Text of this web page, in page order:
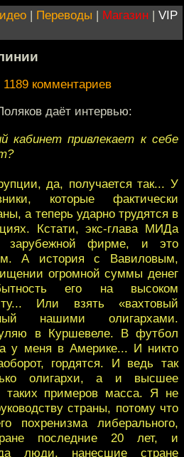
| Переводы | Магазин | VIP
1189 комментариев
даёт интервью:
кабинет привлекает к себе
да, получается так... У
которые фактически
а теперь ударно трудятся в
Кстати, экс-глава МИДа
зарубежной фирме, и это
А история с Вавиловым,
огромной суммы денег
его на высоком
Или взять «вахтовый
нашими олигархами.
в Куршевеле. В футбол
у меня в Америке... И никто
гордятся. И ведь так
олигархи, а и высшее
таких примеров масса. Я не
страны, потому что
похренизма либерального,
последние 20 лет, и
люди, нанесшие стране